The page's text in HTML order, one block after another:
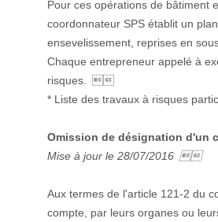
Pour ces opérations de bâtiment
coordonnateur SPS établit un
ensevelissement, reprises en
Chaque entrepreneur appelé à
risques. 
* Liste des travaux à risques
Omission de désignation
Mise à jour le 28/07/2016 
Aux termes de l'article 121-2 du
compte, par leurs organes ou